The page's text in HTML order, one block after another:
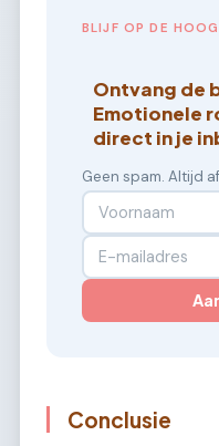
BLIJF OP DE
Ontvang de
Emotionele
direct in je
Geen spam. Altijd
Conclusie